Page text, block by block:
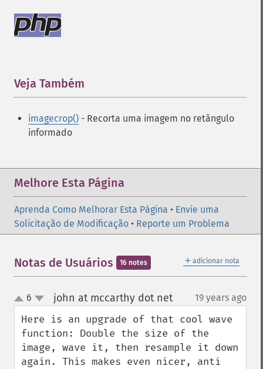
Veja Também
imagecrop() - Recorta uma imagem no retângulo
informado
Melhore Esta Página
Aprenda Como Melhorar Esta Página • Envie uma
Solicitação de Modificação • Reporte um Problema
＋ adicionar nota
Notas de Usuários 16 notes
up
down
6 john at mccarthy dot net¶ 19 years ago
Here is an upgrade of that cool wave
function: Double the size of the
image, wave it, then resample it down
again. This makes even nicer, anti